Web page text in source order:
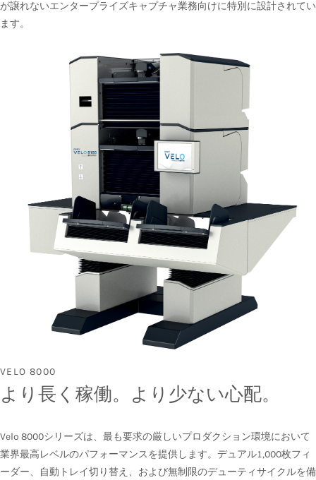
が譲れないエンタープライズキャプチャ業務向けに特別に設計されてい
ます。
VELO 8000
より長く稼働。より少ない心配。
Velo 8000シリーズは、最も要求の厳しいプロダクション環境において
業界最高レベルのパフォーマンスを提供します。デュアル1,000枚フィ
ーダー、自動トレイ切り替え、および無制限のデューティサイクルを備